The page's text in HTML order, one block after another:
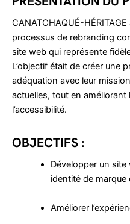
CANATCHAQUÉ-
processus de rebranding
site web qui représente
L’objectif était de créer une
adéquation avec leur
actuelles, tout en améliorant
l’accessibilité.
OBJECTIFS :
Développer un
identité de marque
Améliorer